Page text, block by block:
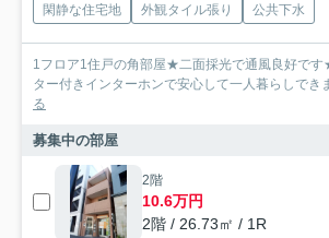
閑静な住宅地
外観タイル張り 公共下水
1フロア1住戸の角部屋★二面採光で通風良好で
ター付きインターホンで安心して一人暮らしで
る
募集中の部屋
2階
10.6万円
2階 / 26.73㎡ / 1R